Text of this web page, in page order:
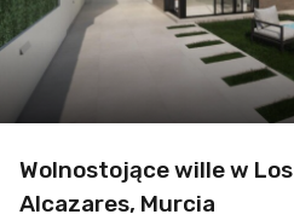
Wolnostojące wille w Los
Alcazares, Murcia